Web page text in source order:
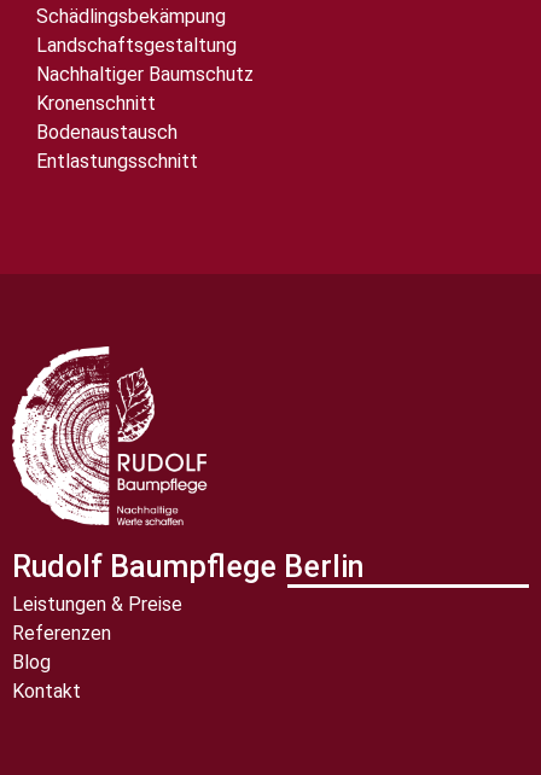
Schädlingsbekämpung
Landschaftsgestaltung
Nachhaltiger Baumschutz
Kronenschnitt
Bodenaustausch
Entlastungsschnitt
Rudolf Baumpflege Berlin
Leistungen & Preise
Referenzen
Blog
Kontakt